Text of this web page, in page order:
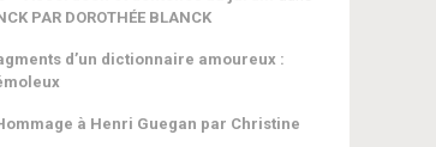
PAR DOROTHÉE BLANCK
d’un dictionnaire amoureux :
à Henri Guegan par Christine